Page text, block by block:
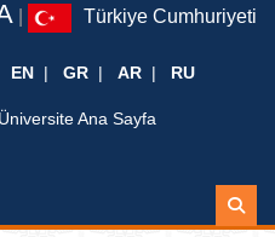
Türkiye Cumhuriyeti
EN GR AR RU
Üniversite Ana Sayfa
Ara